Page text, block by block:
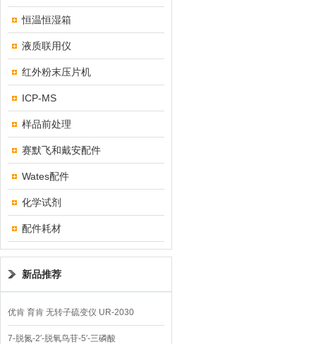
恒温恒湿箱
液质联用仪
红外粉末压片机
ICP-MS
样品前处理
赛默飞和戴安配件
Wates配件
化学试剂
配件耗材
新品推荐
优肯 育肯 无转子硫变仪 UR-2030
7-脱氮-2′-脱氧鸟苷-5′-三磷酸